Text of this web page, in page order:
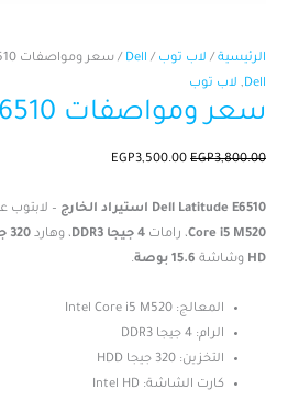
الرئيسية / لاب توب /
Dell / سعر ومواصفات Laptop Dell e6510
Dell
, لاب توب
سعر ومواصفات Laptop Dell e6510
EGP3,800.00
السعر
هو:
EGP3,500.00
السعر
هو:
Dell Latitude E6510 استيراد الخارج – لابتوب
Core i5 M520، رامات 4 جيجا DDR3 ، وهارد 320 جيجا HDD
HD وشاشة 15.6 بوصة .
المعالج: Intel Core i5 M520
الرام: 4 جيجا DDR3
التخزين: 320 جيجا HDD
كارت الشاشة: Intel HD
كمية
سعر
ومواصفات
Dell